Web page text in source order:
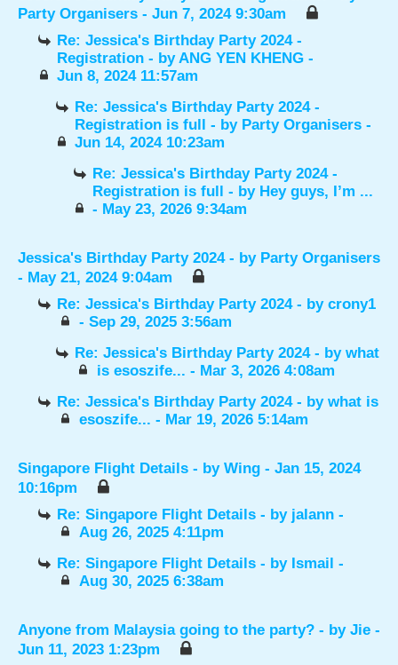
Party Organisers - Jun 7, 2024 9:30am
Re: Jessica's Birthday Party 2024 -
Registration - byANG YEN KHENG -
Jun 8, 2024 11:57am
Re: Jessica's Birthday Party 2024 -
Registration is full - by Party Organisers -
Jun 14, 2024 10:23am
Re: Jessica's Birthday Party 2024 -
Registration is full - by Hey guys, I’m ...
- May 23, 2026 9:34am
Jessica's Birthday Party 2024 - by Party Organisers
- May 21, 2024 9:04am
Re: Jessica's Birthday Party 2024 - bycrony1
- Sep 29, 2025 3:56am
Re: Jessica's Birthday Party 2024 - bywhat
is esoszife... - Mar 3, 2026 4:08am
Re: Jessica's Birthday Party 2024 - bywhat is
esoszife... - Mar 19, 2026 5:14am
Singapore Flight Details - by Wing - Jan 15, 2024
10:16pm
Re: Singapore Flight Details - by jalann -
Aug 26, 2025 4:11pm
Re: Singapore Flight Details - by Ismail -
Aug 30, 2025 6:38am
Anyone from Malaysia going to the party? - by Jie -
Jun 11, 2023 1:23pm